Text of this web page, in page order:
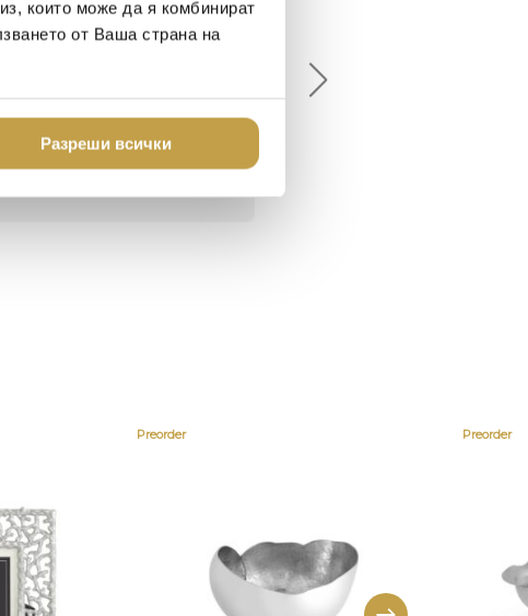
които може да я комбинират
от Ваша страна на
Разреши всички
Ивелина Линковска
2018-08-10
Хареса ми
Preorder Preorder